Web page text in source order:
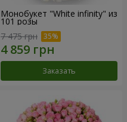
Монобукет "White infinity" из
101 розы
7 475 грн
Заказать